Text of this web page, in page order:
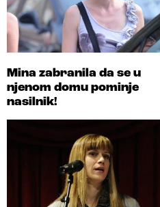
Mina zabranila da se u
njenom domu pominje
nasilnik!